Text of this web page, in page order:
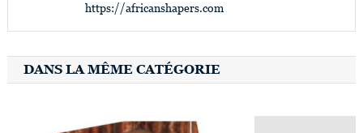
https://africanshapers.com
DANS LA MÊME CATÉGORIE